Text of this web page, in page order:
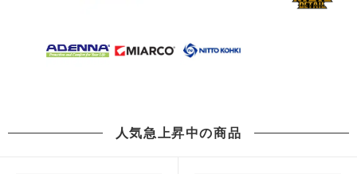
人気急上昇中の商品